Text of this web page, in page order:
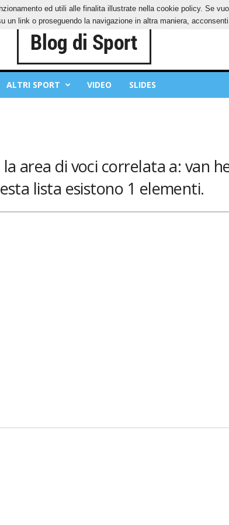
POLICY
ALTRI SPORT VIDEO SLIDES
area di voci correlata a: van
lista esistono 1 elementi.
ed utili alle finalita illustrate nella cookie policy. Se
un link o proseguendo la navigazione in altra maniera,